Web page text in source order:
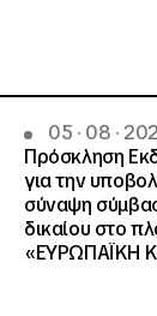
05 · 08 ·
Πρόσκληση
για την
σύναψη
δικαίου στο
«ΕΥΡΩΠΑΪΚΗ